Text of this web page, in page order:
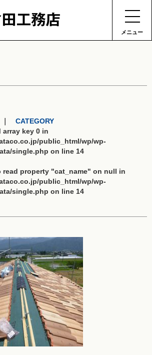
メニュー
｜ CATEGORY
array key 0 in
public_html/wp/wp-
single.php on line 14
read property "cat_name" on null in
public_html/wp/wp-
single.php on line 14